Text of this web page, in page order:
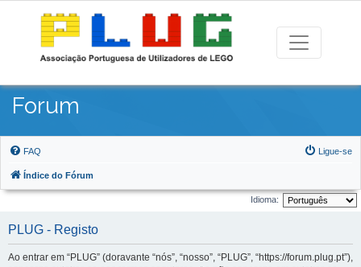
Forum
FAQ Ligue-se
Índice do Fórum
Idioma:
PLUG - Registo
Ao entrar em “PLUG” (doravante “nós”, “nosso”, “PLUG”, “https://forum.plug.pt”),